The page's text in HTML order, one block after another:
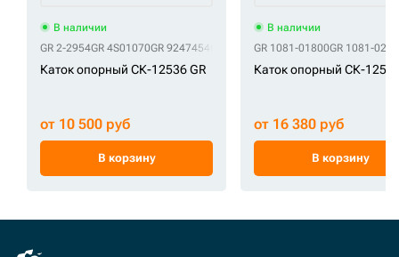
В наличии
GR 2-2954GR 4S01070GR 9247454 GR 9253782 GR 9257608GR 9304040
Каток опорный СК-12536 GR
от 10 500 руб
В корзину
В наличии
GR 1081-01800GR 1081-
Каток опорный СК-
от 16 380 руб
В корзину